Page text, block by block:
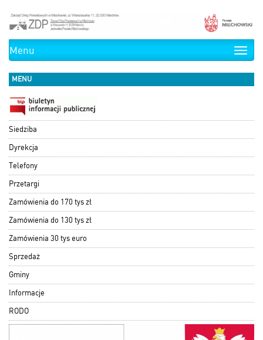
Toggle
Menu
MENU
Siedziba
Dyrekcja
Telefony
Przetargi
Zamówienia do 170 tys zł
Zamówienia do 130 tys zł
Zamówienia 30 tys euro
Sprzedaż
Gminy
Informacje
RODO